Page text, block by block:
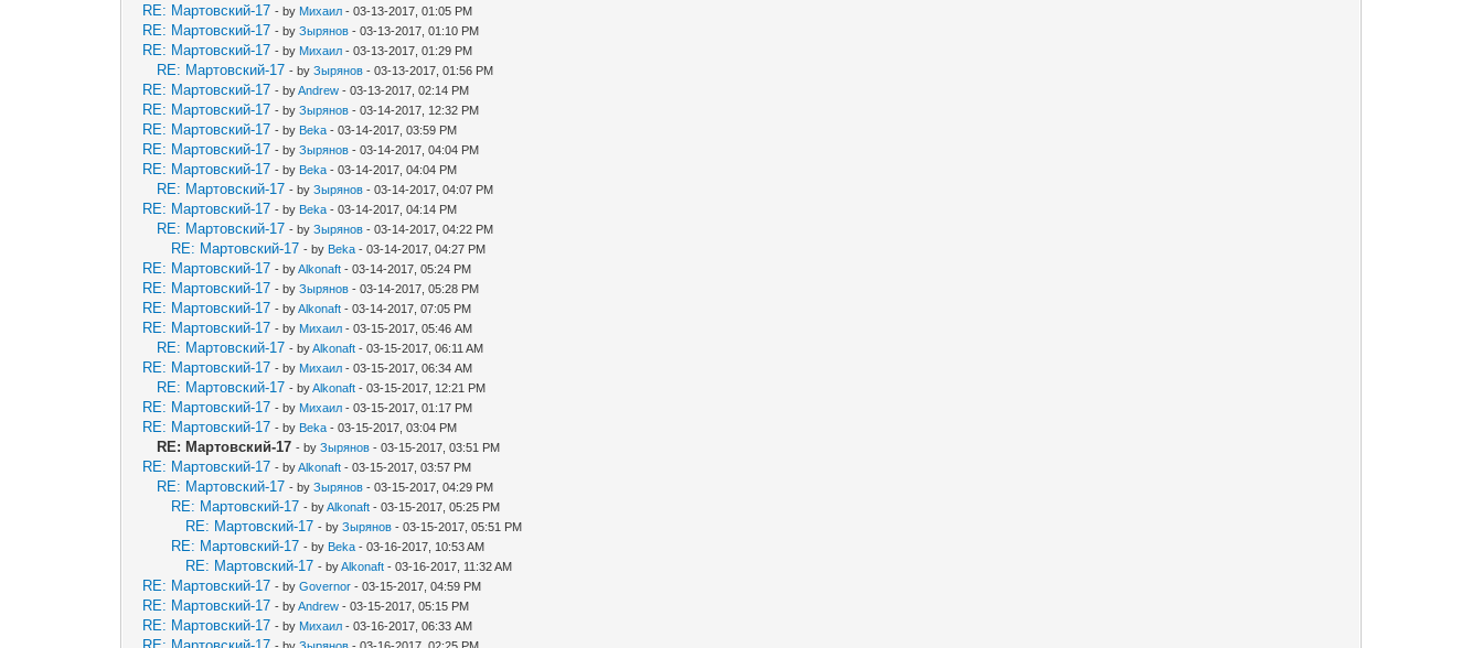
RE: Мартовский-17 - by Михаил - 03-13-2017, 01:05 PM
RE: Мартовский-17 - byЗырянов - 03-13-2017, 01:10 PM
RE: Мартовский-17 - by Михаил - 03-13-2017, 01:29 PM
RE: Мартовский-17 - byЗырянов - 03-13-2017, 01:56 PM
RE: Мартовский-17 - byAndrew - 03-13-2017, 02:14 PM
RE: Мартовский-17 - byЗырянов - 03-14-2017, 12:32 PM
RE: Мартовский-17 - by Beka - 03-14-2017, 03:59 PM
RE: Мартовский-17 - byЗырянов - 03-14-2017, 04:04 PM
RE: Мартовский-17 - by Beka - 03-14-2017, 04:04 PM
RE: Мартовский-17 - byЗырянов - 03-14-2017, 04:07 PM
RE: Мартовский-17 - by Beka - 03-14-2017, 04:14 PM
RE: Мартовский-17 - byЗырянов - 03-14-2017, 04:22 PM
RE: Мартовский-17 - by Beka - 03-14-2017, 04:27 PM
RE: Мартовский-17 - byAlkonaft - 03-14-2017, 05:24 PM
RE: Мартовский-17 - byЗырянов - 03-14-2017, 05:28 PM
RE: Мартовский-17 - byAlkonaft - 03-14-2017, 07:05 PM
RE: Мартовский-17 - by Михаил - 03-15-2017, 05:46 AM
RE: Мартовский-17 - byAlkonaft - 03-15-2017, 06:11 AM
RE: Мартовский-17 - by Михаил - 03-15-2017, 06:34 AM
RE: Мартовский-17 - byAlkonaft - 03-15-2017, 12:21 PM
RE: Мартовский-17 - by Михаил - 03-15-2017, 01:17 PM
RE: Мартовский-17 - by Beka - 03-15-2017, 03:04 PM
RE: Мартовский-17 - byЗырянов - 03-15-2017, 03:51 PM
RE: Мартовский-17 - byAlkonaft - 03-15-2017, 03:57 PM
RE: Мартовский-17 - byЗырянов - 03-15-2017, 04:29 PM
RE: Мартовский-17 - byAlkonaft - 03-15-2017, 05:25 PM
RE: Мартовский-17 - byЗырянов - 03-15-2017, 05:51 PM
RE: Мартовский-17 - by Beka - 03-16-2017, 10:53 AM
RE: Мартовский-17 - byAlkonaft - 03-16-2017, 11:32 AM
RE: Мартовский-17 - byGovernor - 03-15-2017, 04:59 PM
RE: Мартовский-17 - byAndrew - 03-15-2017, 05:15 PM
RE: Мартовский-17 - by Михаил - 03-16-2017, 06:33 AM